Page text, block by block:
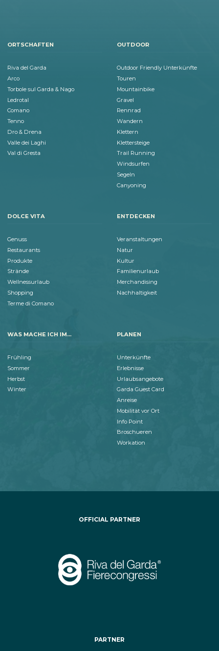
ORTSCHAFTEN
Riva del Garda
Arco
Torbole sul Garda & Nago
Ledrotal
Comano
Tenno
Dro & Drena
Valle dei Laghi
Val di Gresta
OUTDOOR
Outdoor Friendly Unterkünfte
Touren
Mountainbike
Gravel
Rennrad
Wandern
Klettern
Klettersteige
Trail Running
Windsurfen
Segeln
Canyoning
DOLCE VITA
Genuss
Restaurants
Produkte
Strände
Wellnessurlaub
Shopping
Terme di Comano
ENTDECKEN
Veranstaltungen
Natur
Kultur
Familienurlaub
Merchandising
Nachhaltigkeit
WAS MACHE ICH IM...
Frühling
Sommer
Herbst
Winter
PLANEN
Unterkünfte
Erlebnisse
Urlaubsangebote
Garda Guest Card
Anreise
Mobilität vor Ort
Info Point
Broschueren
Workation
OFFICIAL PARTNER
PARTNER